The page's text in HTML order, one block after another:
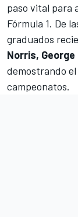
paso vital para
Fórmula 1. De
graduados
Norris,
demostrando
campeonatos.